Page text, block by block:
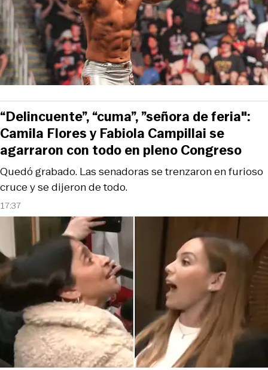
17:37
Quedó grabado. Las senadoras se trenzaron en furioso
cruce y se dijeron de todo.
“Delincuente”, “cuma”, ”señora de feria":
Camila Flores y Fabiola Campillai se
agarraron con todo en pleno Congreso